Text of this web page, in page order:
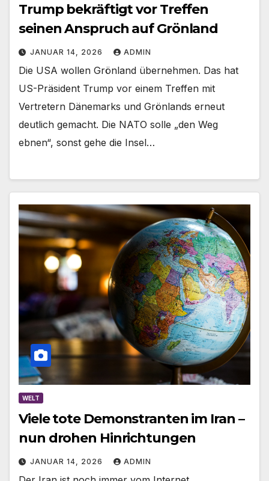
Trump bekräftigt vor Treffen
seinen Anspruch auf Grönland
JANUAR 14, 2026 ADMIN
Die USA wollen Grönland übernehmen. Das hat
US-Präsident Trump vor einem Treffen mit
Vertretern Dänemarks und Grönlands erneut
deutlich gemacht. Die NATO solle „den Weg
ebnen“, sonst gehe die Insel…
WELT
Viele tote Demonstranten im Iran –
nun drohen Hinrichtungen
JANUAR 14, 2026 ADMIN